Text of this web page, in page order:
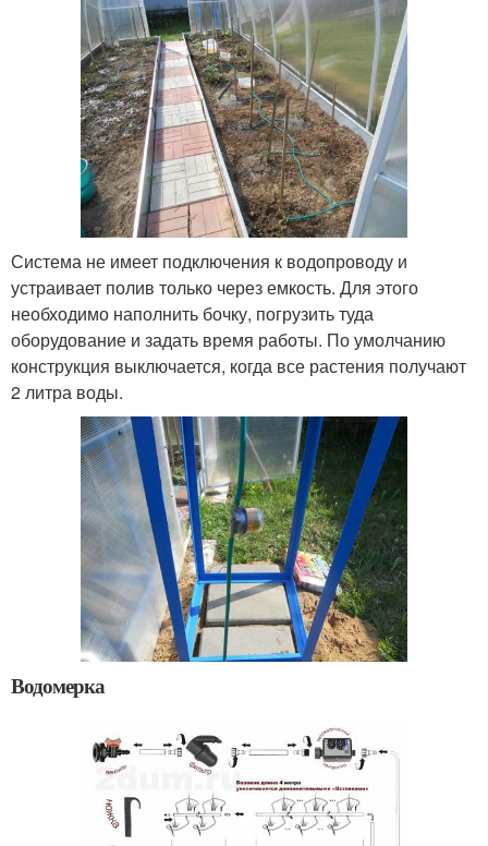
Система не имеет подключения к водопроводу и
устраивает полив только через емкость. Для этого
необходимо наполнить бочку, погрузить туда
оборудование и задать время работы. По умолчанию
конструкция выключается, когда все растения получают
2 литра воды.
Водомерка